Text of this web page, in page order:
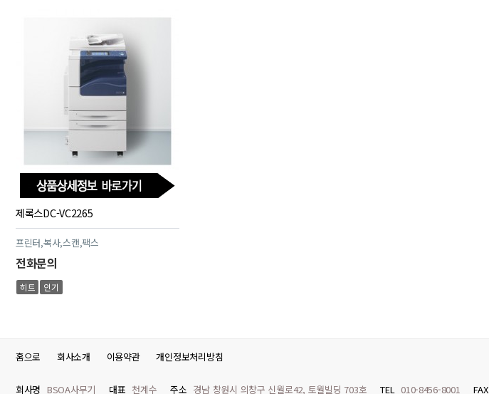
제록스DC-VC2265
프린터,복사,스캔,팩스
전화문의
히트 인기
홈으로 회사소개 이용약관 개인정보처리방침
회사명 BSOA사무기 대표 천계수 주소 경남 창원시 의창구 신월로42, 토월빌딩 703호 TEL 010-8456-8001 FAX